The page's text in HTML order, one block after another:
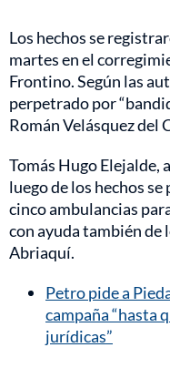
Los hechos se
martes en el
Frontino. Según las
perpetrado por
Román Velásquez del
Tomás Hugo Elejalde,
luego de los hechos
cinco ambulancias
con ayuda también
Abriaquí.
Petro pide a
campaña “hasta
jurídicas”